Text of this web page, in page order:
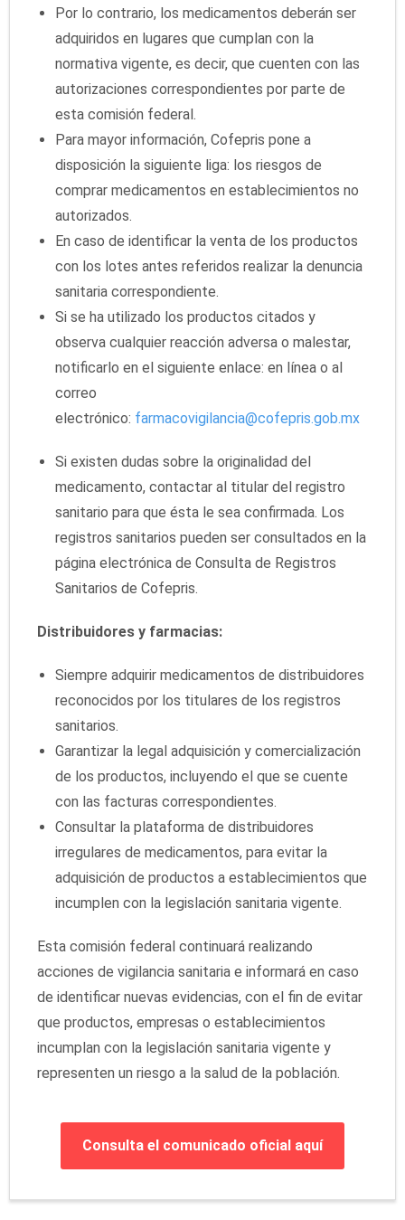
Por lo contrario, los medicamentos deberán ser
adquiridos en lugares que cumplan con la
normativa vigente, es decir, que cuenten con las
autorizaciones correspondientes por parte de
esta comisión federal.
Para mayor información, Cofepris pone a
disposición la siguiente liga: los riesgos de
comprar medicamentos en establecimientos no
autorizados.
En caso de identificar la venta de los productos
con los lotes antes referidos realizar la denuncia
sanitaria correspondiente.
Si se ha utilizado los productos citados y
observa cualquier reacción adversa o malestar,
notificarlo en el siguiente enlace: en línea o al
correo
electrónico: farmacovigilancia@cofepris.gob.mx
Si existen dudas sobre la originalidad del
medicamento, contactar al titular del registro
sanitario para que ésta le sea confirmada. Los
registros sanitarios pueden ser consultados en la
página electrónica de Consulta de Registros
Sanitarios de Cofepris.
Distribuidores y farmacias:
Siempre adquirir medicamentos de distribuidores
reconocidos por los titulares de los registros
sanitarios.
Garantizar la legal adquisición y comercialización
de los productos, incluyendo el que se cuente
con las facturas correspondientes.
Consultar la plataforma de distribuidores
irregulares de medicamentos, para evitar la
adquisición de productos a establecimientos que
incumplen con la legislación sanitaria vigente.
Esta comisión federal continuará realizando
acciones de vigilancia sanitaria e informará en caso
de identificar nuevas evidencias, con el fin de evitar
que productos, empresas o establecimientos
incumplan con la legislación sanitaria vigente y
representen un riesgo a la salud de la población.
Consulta el comunicado oficial aquí